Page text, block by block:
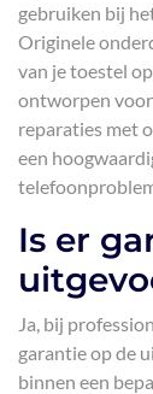
gebruiken bij
Originele
van je toestel
ontworpen
reparaties met
een
Is er
Ja, bij
garantie op de
binnen een